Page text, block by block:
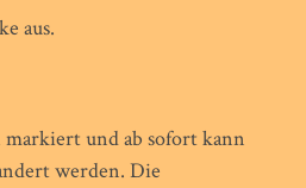
aus.
und ab sofort kann
werden. Die